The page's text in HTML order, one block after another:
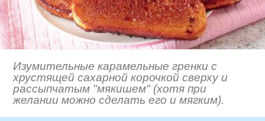
Изумительные карамельные гренки с
хрустящей сахарной корочкой сверху и
рассыпчатым "мякишем" (хотя при
желании можно сделать его и мягким).